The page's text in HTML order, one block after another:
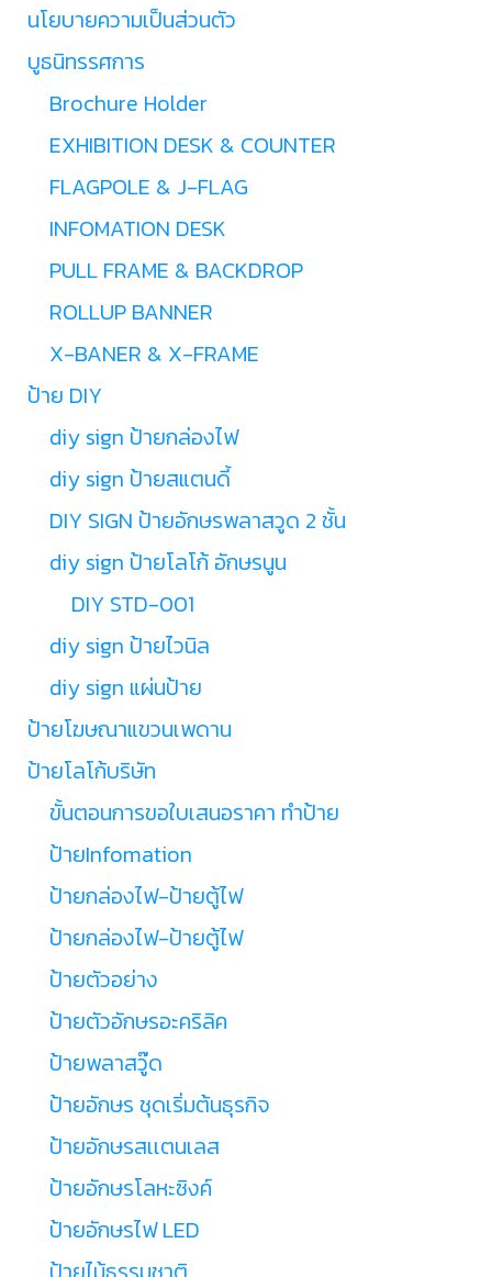
นโยบายความเป็นส่วนตัว
บูธนิทรรศการ
Brochure Holder
EXHIBITION DESK & COUNTER
FLAGPOLE & J-FLAG
INFOMATION DESK
PULL FRAME & BACKDROP
ROLLUP BANNER
X-BANER & X-FRAME
ป้าย DIY
diy sign ป้ายกล่องไฟ
diy sign ป้ายสแตนดี้
DIY SIGN ป้ายอักษรพลาสวูด 2 ชั้น
diy sign ป้ายโลโก้ อักษรนูน
DIY STD-001
diy sign ป้ายไวนิล
diy sign แผ่นป้าย
ป้ายโฆษณาแขวนเพดาน
ป้ายโลโก้บริษัท
ขั้นตอนการขอใบเสนอราคา ทำป้าย
ป้ายInfomation
ป้ายกล่องไฟ-ป้ายตู้ไฟ
ป้ายกล่องไฟ-ป้ายตู้ไฟ
ป้ายตัวอย่าง
ป้ายตัวอักษรอะคริลิค
ป้ายพลาสวู๊ด
ป้ายอักษร ชุดเริ่มต้นธุรกิจ
ป้ายอักษรสเเตนเลส
ป้ายอักษรโลหะซิงค์
ป้ายอักษรไฟ LED